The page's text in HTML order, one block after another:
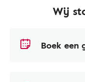
Wij
Boek een